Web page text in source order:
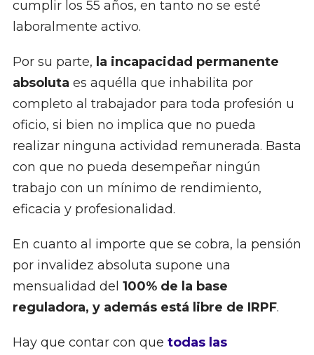
cumplir los 55 años, en tanto no se esté
laboralmente activo.
Por su parte, la incapacidad permanente
absoluta es aquélla que inhabilita por
completo al trabajador para toda profesión u
oficio, si bien no implica que no pueda
realizar ninguna actividad remunerada. Basta
con que no pueda desempeñar ningún
trabajo con un mínimo de rendimiento,
eficacia y profesionalidad.
En cuanto al importe que se cobra, la pensión
por invalidez absoluta supone una
mensualidad del 100% de la base
reguladora, y además está libre de IRPF.
Hay que contar con que todas las